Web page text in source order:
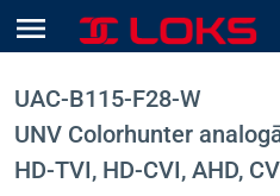
menu
UAC-B115-F28-W
UNV Colorhunter
HD-TVI, HD-CVI, AHD,